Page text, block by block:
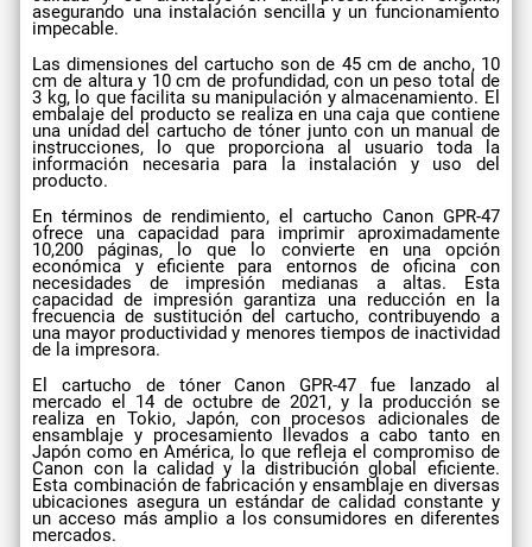
asegurando una instalación sencilla y un funcionamiento
impecable.
Las dimensiones del cartucho son de 45 cm de ancho, 10
cm de altura y 10 cm de profundidad, con un peso total de
3 kg, lo que facilita su manipulación y almacenamiento. El
embalaje del producto se realiza en una caja que contiene
una unidad del cartucho de tóner junto con un manual de
instrucciones, lo que proporciona al usuario toda la
información necesaria para la instalación y uso del
producto.
En términos de rendimiento, el cartucho Canon GPR-47
ofrece una capacidad para imprimir aproximadamente
10,200 páginas, lo que lo convierte en una opción
económica y eficiente para entornos de oficina con
necesidades de impresión medianas a altas. Esta
capacidad de impresión garantiza una reducción en la
frecuencia de sustitución del cartucho, contribuyendo a
una mayor productividad y menores tiempos de inactividad
de la impresora.
El cartucho de tóner Canon GPR-47 fue lanzado al
mercado el 14 de octubre de 2021, y la producción se
realiza en Tokio, Japón, con procesos adicionales de
ensamblaje y procesamiento llevados a cabo tanto en
Japón como en América, lo que refleja el compromiso de
Canon con la calidad y la distribución global eficiente.
Esta combinación de fabricación y ensamblaje en diversas
ubicaciones asegura un estándar de calidad constante y
un acceso más amplio a los consumidores en diferentes
mercados.